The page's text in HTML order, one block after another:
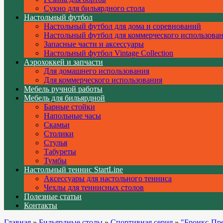
Сукно для бильярдного стола
Настольный футбол
Настольный футбол для дома и соревнований
Настольный футбол для коммерческого
Запасные части и аксессуары
Настольный футбол Vintage Collection
Аэрохоккей и запчасти
Для домашнего использования
Для коммерческого использования
Мебель ручной работы
Мебель для бильярдной
Барные стойки
Напольные часы
Скамьи
Столики
Стулья
Табуреты
Тумбы
Настольный теннис StartLine
Аксессуары для настольного тенниса
Чехлы для теннисных столов
Полезные статьи
Контакты